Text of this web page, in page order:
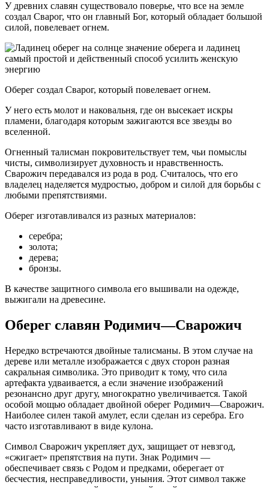
У древних славян существовало поверье, что все на земле
создал Сварог, что он главный Бог, который обладает большой
силой, повелевает огнем.
Оберег создал Сварог, который повелевает огнем.
У него есть молот и наковальня, где он высекает искры
пламени, благодаря которым зажигаются все звезды во
вселенной.
Огненный талисман покровительствует тем, чьи помыслы
чисты, символизирует духовность и нравственность.
Сварожич передавался из рода в род. Считалось, что его
владелец наделяется мудростью, добром и силой для борьбы с
любыми препятствиями.
Оберег изготавливался из разных материалов:
серебра;
золота;
дерева;
бронзы.
В качестве защитного символа его вышивали на одежде,
выжигали на древесине.
Оберег славян Родимич—Сварожич
Нередко встречаются двойные талисманы. В этом случае на
дереве или металле изображается с двух сторон разная
сакральная символика. Это приводит к тому, что сила
артефакта удваивается, а если значение изображений
резонансно друг другу, многократно увеличивается. Такой
особой мощью обладает двойной оберег Родимич—Сварожич.
Наиболее силен такой амулет, если сделан из серебра. Его
часто изготавливают в виде кулона.
Символ Сварожич укрепляет дух, защищает от невзгод,
«сжигает» препятствия на пути. Знак Родимич —
обеспечивает связь с Родом и предками, оберегает от
бесчестия, несправедливости, уныния. Этот символ также